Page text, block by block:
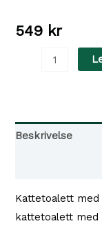
549 kr
Kattetoalett
filter
Beskrivelse
Kattetoalett
kattetoalett